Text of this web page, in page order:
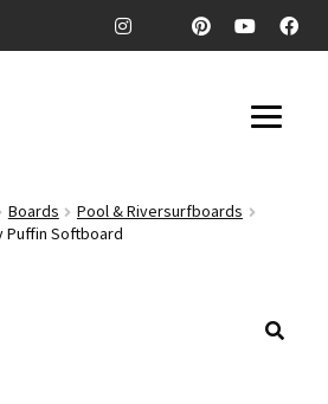
Boards
Pool & Riversurfboards
Puffin Softboard